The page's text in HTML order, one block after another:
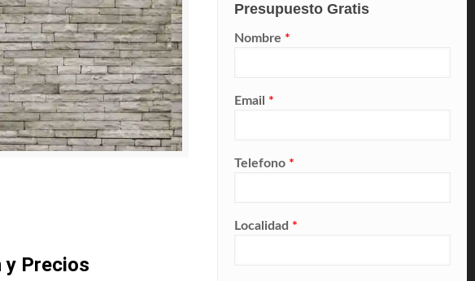
y Precios
Presupuesto Gratis
Nombre *
Email *
Telefono *
Localidad *